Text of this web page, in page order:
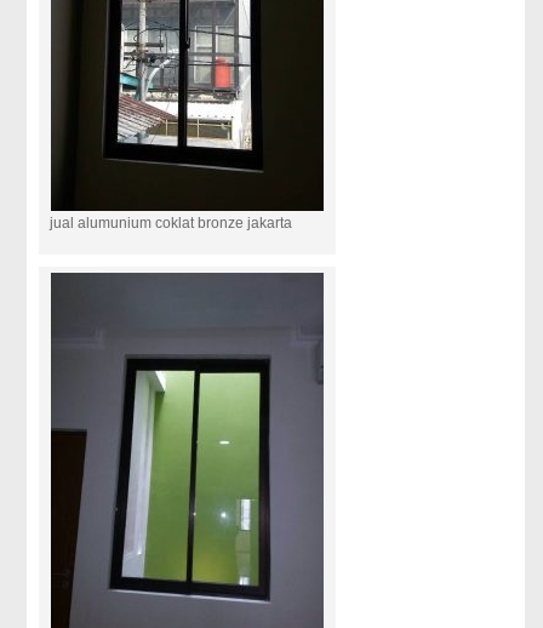
jual alumunium coklat bronze jakarta